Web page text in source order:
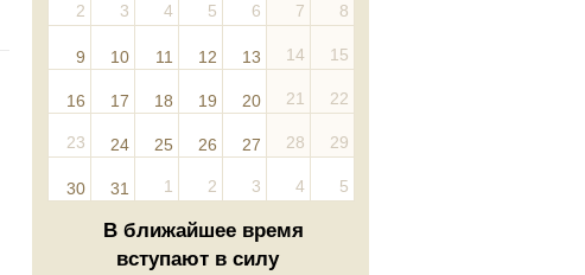
2 3 4 5 6 7 8
9 10 11 12 13 14 15
16 17 18 19 20 21 22
23 24 25 26 27 28 29
30 31 1 2 3 4 5
В ближайшее время
вступают в силу